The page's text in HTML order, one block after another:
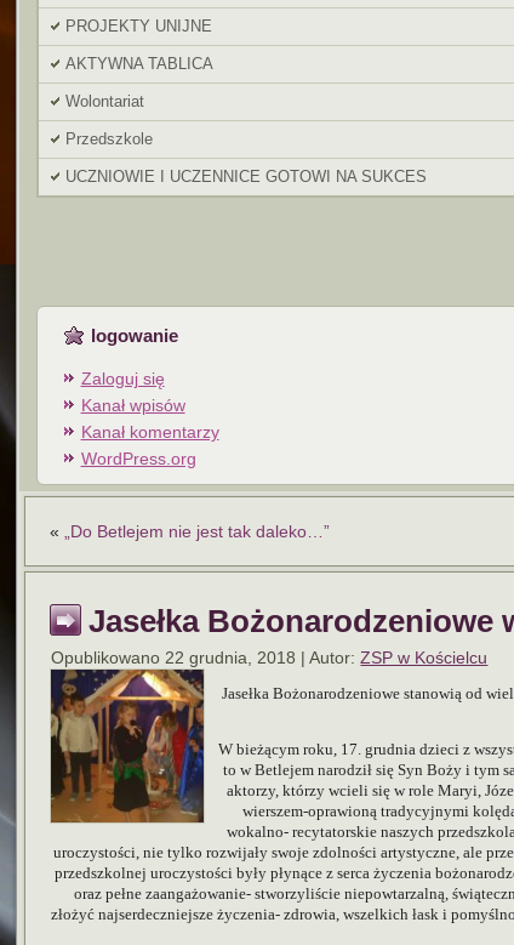
PROJEKTY UNIJNE
AKTYWNA TABLICA
Wolontariat
Przedszkole
UCZNIOWIE I UCZENNICE GOTOWI NA SUKCES
logowanie
Zaloguj się
Kanał wpisów
Kanał komentarzy
WordPress.org
« „Do Betlejem nie jest tak daleko…”
Jasełka Bożonarodzeniowe
Opublikowano 22 grudnia, 2018 |Autor: ZSP w Kościelcu
Jasełka Bożonarodzeniowe stanowią od
W bieżącym roku, 17. grudnia dzieci z
to w Betlejem narodził się Syn Boży i tym
aktorzy, którzy wcieli się w role Maryi,
wierszem-oprawioną tradycyjnymi
wokalno- recytatorskie naszych
uroczystości, nie tylko rozwijały swoje zdolności artystyczne, ale
przedszkolnej uroczystości były płynące z serca życzenia
oraz pełne zaangażowanie- stworzyliście niepowtarzalną,
złożyć najserdeczniejsze życzenia- zdrowia, wszelkich łask i